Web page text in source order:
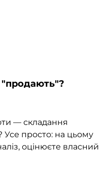
— складання
просто: на цьому
оцінюєте власний